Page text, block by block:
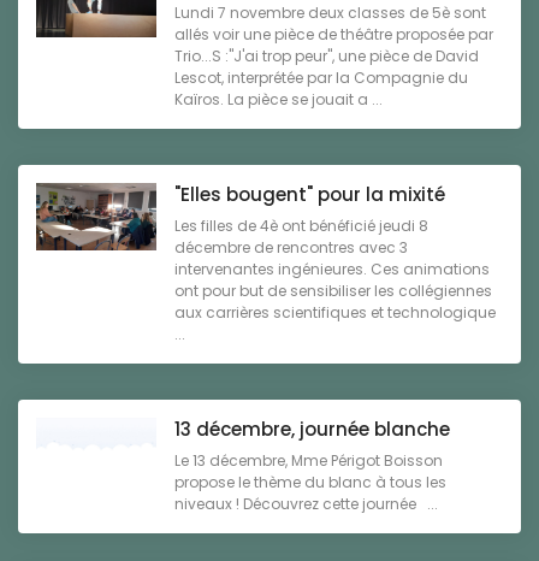
Lundi 7 novembre deux classes de 5è sont
allés voir une pièce de théâtre proposée par
Trio...S :"J'ai trop peur", une pièce de David
Lescot, interprétée par la Compagnie du
Kaïros. La pièce se jouait a ...
"Elles bougent" pour la mixité
Les filles de 4è ont bénéficié jeudi 8
décembre de rencontres avec 3
intervenantes ingénieures. Ces animations
ont pour but de sensibiliser les collégiennes
aux carrières scientifiques et technologique
...
13 décembre, journée blanche
Le 13 décembre, Mme Périgot Boisson
propose le thème du blanc à tous les
niveaux ! Découvrez cette journée ...